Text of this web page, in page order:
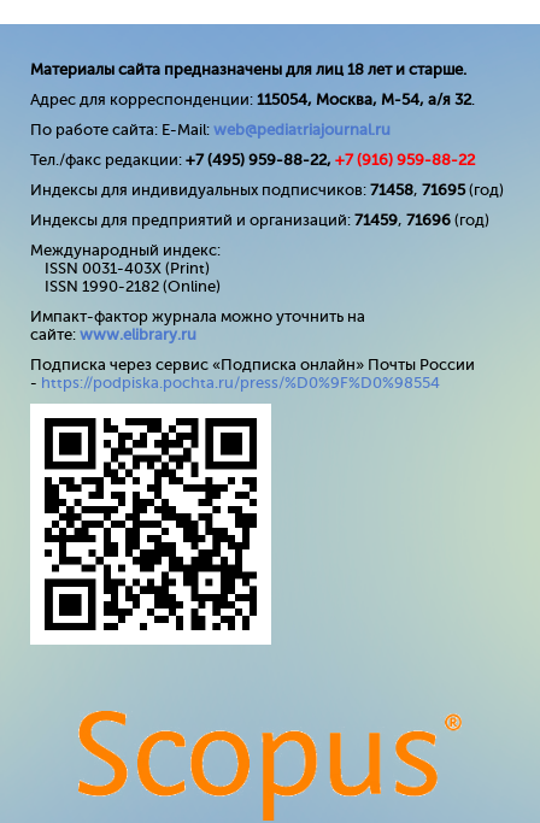
Материалы сайта предназначены для лиц 18 лет и старше.
Адрес для корреспонденции: 115054, Москва, М-54, а/я 32.
По работе сайта: E-Mail: web@pediatriajournal.ru
Тел./факс редакции: +7 (495) 959-88-22, +7 (916) 959-88-22
Индексы для индивидуальных подписчиков: 71458, 71695(год)
Индексы для предприятий и организаций: 71459, 71696 (год)
Международный индекс:
ISSN 0031-403X (Print)
ISSN 1990-2182 (Online)
Импакт-фактор журнала можно уточнить на
сайте: www.elibrary.ru
Подписка через сервис «Подписка онлайн» Почты России
- https://podpiska.pochta.ru/press/%D0%9F%D0%98554